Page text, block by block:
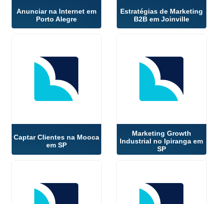
Anunciar na Internet em
Porto Alegre
Estratégias de Marketing
B2B em Joinville
Captar Clientes na Mooca
em SP
Marketing Growth
Industrial no Ipiranga em
SP